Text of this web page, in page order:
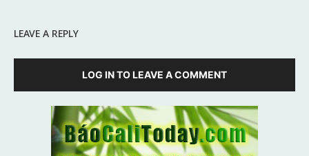
LEAVE A REPLY
LOG IN TO LEAVE A COMMENT